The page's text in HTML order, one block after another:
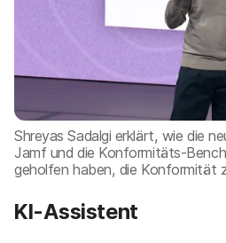
Shreyas Sadalgi erklärt, wie die
Jamf und die Konformitäts-
geholfen haben, die Konformität
KI-Assistent